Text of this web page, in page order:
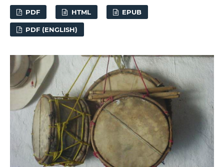
PDF HTML EPUB
PDF (ENGLISH)